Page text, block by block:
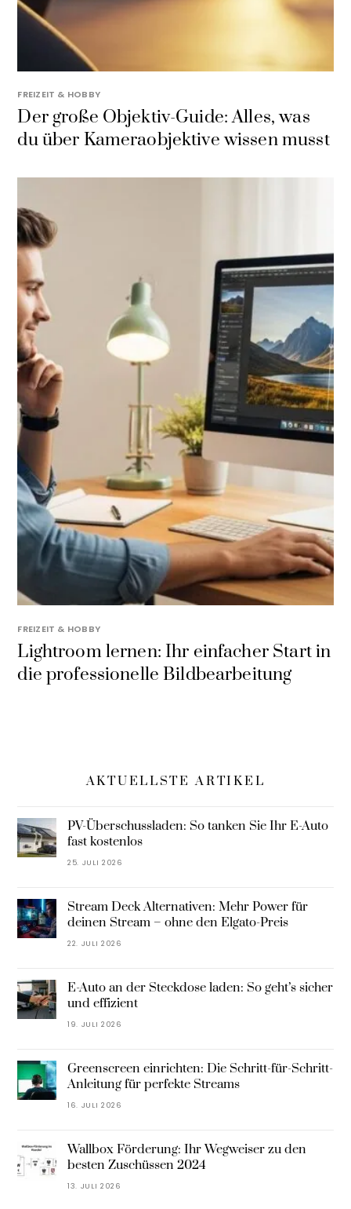
FREIZEIT & HOBBY
Der große Objektiv-Guide: Alles, was
du über Kameraobjektive wissen musst
FREIZEIT & HOBBY
Lightroom lernen: Ihr einfacher Start in
die professionelle Bildbearbeitung
AKTUELLSTE ARTIKEL
PV-Überschussladen: So tanken Sie Ihr E-Auto
fast kostenlos
25. JULI 2026
Stream Deck Alternativen: Mehr Power für
deinen Stream – ohne den Elgato-Preis
22. JULI 2026
E-Auto an der Steckdose laden: So geht’s sicher
und effizient
19. JULI 2026
Greenscreen einrichten: Die Schritt-für-Schritt-
Anleitung für perfekte Streams
16. JULI 2026
Wallbox Förderung: Ihr Wegweiser zu den
besten Zuschüssen 2024
13. JULI 2026